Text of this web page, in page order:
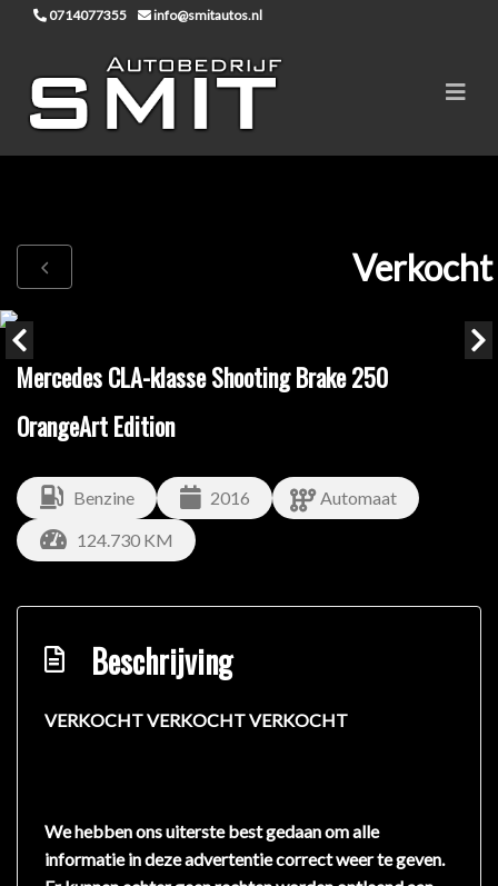
0714077355 info@smitautos.nl
Verkocht
Mercedes CLA-klasse Shooting Brake 250
OrangeArt Edition
Benzine 2016
Automaat
124.730 KM
Beschrijving
VERKOCHT VERKOCHT VERKOCHT
We hebben ons uiterste best gedaan om alle
informatie in deze advertentie correct weer te geven.